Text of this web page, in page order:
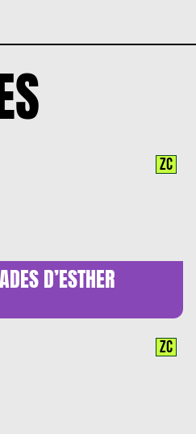
D’ESTHER
LA NATURE ET
ZC
ZC